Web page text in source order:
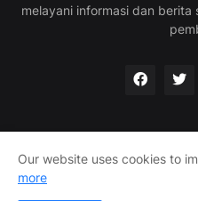
melayani informasi dan
Home Redaksi
Our website uses cookies to
more